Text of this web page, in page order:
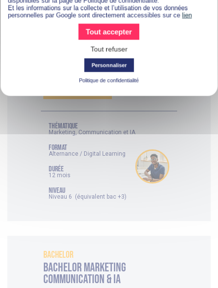
Vous aimez organiser, coordonner et faire
avancer des projets ? Ce Bachelor
accessible dès le niveau postbac vous
forme à piloter des projets digitaux de A à
Z, en travaillant aussi bien sur la stratégie,
la communication, les outils de
l’intelligence artificielle que la gestion des
thématique
Marketing, Communication et IA
FORMAT
Alternance / Digital Learning
DURÉE
12 mois
NIVEAU
Niveau 6 (équivalent bac +3)
Bachelor
Bachelor Marketing
Communication & IA
Et les informations sur la collecte et l’utilisation de vos données
personnelles par Google sont directement accessibles sur ce lien
Tout accepter
Tout refuser
Personnaliser
Politique de confidentialité